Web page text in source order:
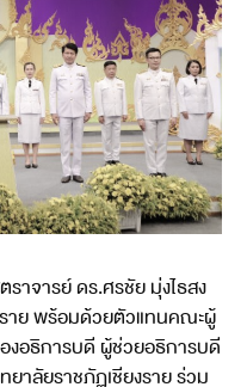
าจารย์ ดร.ศรชัย มุ่งไธสง
าย พร้อมด้วยตัวแทนคณะผู้
งอธิการบดี ผู้ช่วยอธิการบดี
าลัยราชภัฏเชียงราย ร่วม